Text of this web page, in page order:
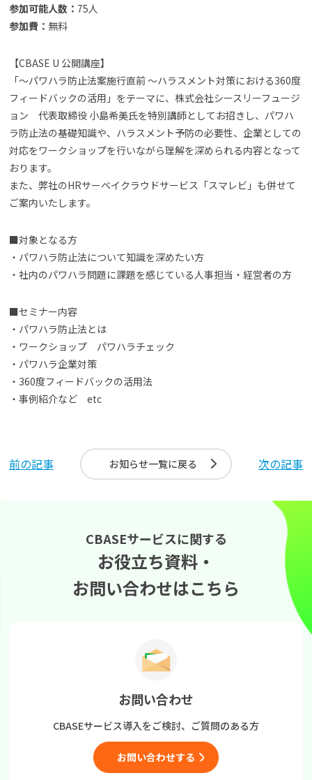
参加可能人数： 75人
参加費： 無料
【CBASE U 公開講座】
「～パワハラ防止法案施行直前 ～ハラスメント対策における360度
フィードバックの活用」をテーマに、株式会社シースリーフュージ
ョン 代表取締役 小島希美氏を特別講師としてお招きし、パワハ
ラ防止法の基礎知識や、ハラスメント予防の必要性、企業としての
対応をワークショップを行いながら理解を深められる内容となって
おります。
また、弊社のHRサーベイクラウドサービス「スマレビ」も併せて
ご案内いたします。
■対象となる方
・パワハラ防止法について知識を深めたい方
・社内のパワハラ問題に課題を感じている人事担当・経営者の方
■セミナー内容
・パワハラ防止法とは
・ワークショップ パワハラチェック
・パワハラ企業対策
・360度フィードバックの活用法
・事例紹介など etc
前の記事 お知らせ一覧に戻る 次の記事
CBASEサービスに関する
お役立ち資料・
お問い合わせはこちら
お問い合わせ
CBASEサービス導入をご検討、 ご質問のある方
お問い合わせする